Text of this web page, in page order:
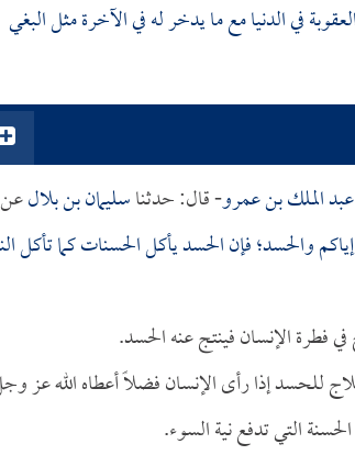
في الدنيا مع ما يدخر له في الآخرة مثل البغي
عبد الملك بن عمرو- قال: حدثناسليمان بن بلالعن
إياكم والحسد؛ فإن الحسد يأكل الحسنات كما تأكل
للحسد إذا رأى الإنسان فضلاً أعطاه الله عز
التي تدفع نية السوء.